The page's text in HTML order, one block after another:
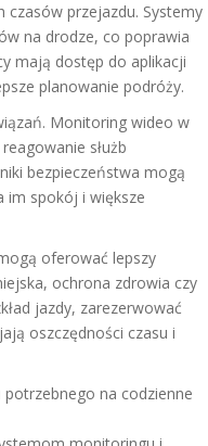
przejazdu. Systemy
na drodze, co poprawia
mają dostęp do aplikacji
planowanie podróży.
Monitoring wideo w
służb
bezpieczeństwa mogą
im spokój i większe
oferować lepszy
ochrona zdrowia czy
jazdy, zarezerwować
oszczędności czasu i
na codzienne